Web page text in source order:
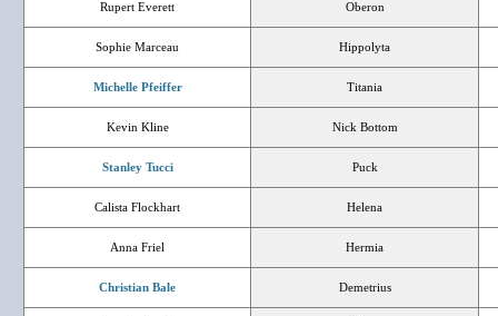
Rupert Everett Oberon
Sophie Marceau Hippolyta
Michelle Pfeiffer Titania
Kevin Kline Nick Bottom
Stanley Tucci Puck
Calista Flockhart Helena
Anna Friel Hermia
Christian Bale Demetrius